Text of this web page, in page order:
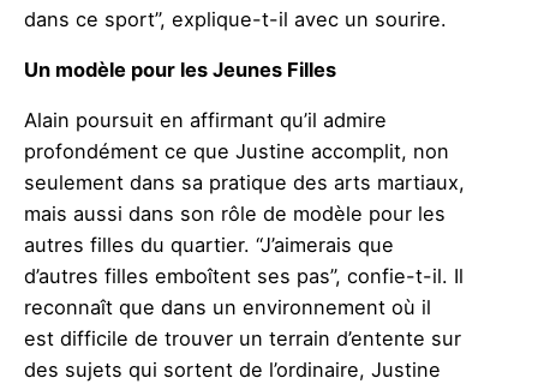
dans ce sport”, explique-t-il avec un sourire.
Un modèle pour les Jeunes Filles
Alain poursuit en affirmant qu’il admire
profondément ce que Justine accomplit, non
seulement dans sa pratique des arts martiaux,
mais aussi dans son rôle de modèle pour les
autres filles du quartier. “J’aimerais que
d’autres filles emboîtent ses pas”, confie-t-il. Il
reconnaît que dans un environnement où il
est difficile de trouver un terrain d’entente sur
des sujets qui sortent de l’ordinaire, Justine